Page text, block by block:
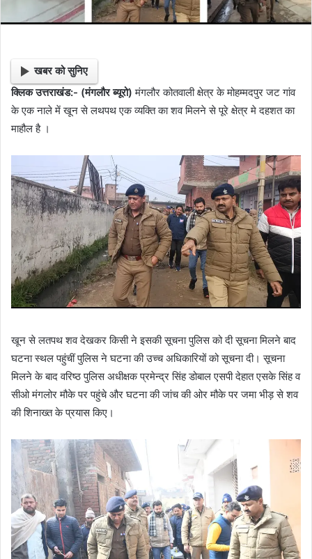
खबर को सुनिए
क्लिक उत्तराखंड:- (मंगलौर ब्यूरो) मंगलौर कोतवाली क्षेत्र के मोहम्मदपुर जट गांव
के एक नाले में खून से लथपथ एक व्यक्ति का शव मिलने से पूरे क्षेत्र मे दहशत का
माहौल है ।
खून से लतपथ शव देखकर किसी ने इसकी सूचना पुलिस को दी सूचना मिलने बाद
घटना स्थल पहुंचीं पुलिस ने घटना की उच्च अधिकारियों को सूचना दी। सूचना
मिलने के बाद वरिष्ठ पुलिस अधीक्षक प्रमेन्द्र सिंह डोबाल एसपी देहात एसके सिंह व
सीओ मंगलोर मौके पर पहुंचे और घटना की जांच की ओर मौके पर जमा भीड़ से शव
की शिनाख्त के प्रयास किए।